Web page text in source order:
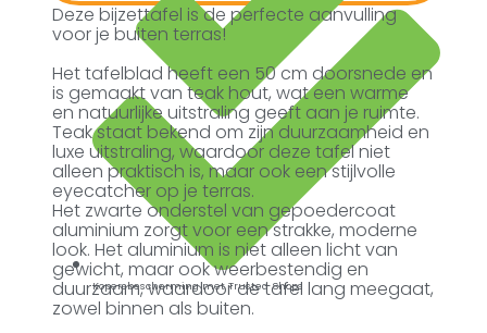
Kopersbescherming met Trusted Shops
Deze bijzettafel is de perfecte aanvulling
voor je buiten terras!
Het tafelblad heeft een 50 cm doorsnede en
is gemaakt van teak hout, wat een warme
en natuurlijke uitstraling geeft aan je ruimte.
Teak staat bekend om zijn duurzaamheid en
luxe uitstraling, waardoor deze tafel niet
alleen praktisch is, maar ook een stijlvolle
eyecatcher op je terras.
Het zwarte onderstel van gepoedercoat
aluminium zorgt voor een strakke, moderne
look. Het aluminium is niet alleen licht van
gewicht, maar ook weerbestendig en
duurzaam, waardoor de tafel lang meegaat,
zowel binnen als buiten.